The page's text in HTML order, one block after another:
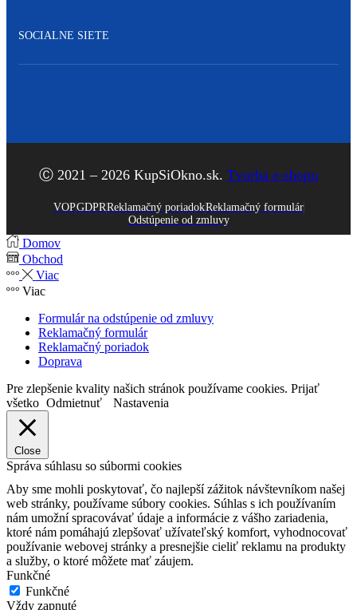
SOCIALNE SIETE
Ⓒ 2021 – 2026 KupSiOkno.sk. Tvorba e-shopu
VOPGDPRReklamačný poriadokReklamačný formulár
Odstúpenie od zmluvy
Domov
Obchod
Viac
Viac
Formulár na odstúpenie od zmluvy
Reklamačný formulár
Reklamačný poriadok
Doprava
Pre zlepšenie kvality našich stránok používame cookies. Prijať
všetko Odmietnuť Nastavenia
Close
Správa súhlasu so súbormi cookies
Aby sme mohli poskytovať, čo najlepší zážitok návštevníkom našej
web stránky, používame súbory cookies. Súhlas s ich používaním
nám umožní spracovávať údaje a informácie z vášho zariadenia,
ktoré nám pomáhajú zlepšovať užívateľský komfort, vyhodnocovať
používanie webovej stránky a presnejšie cieliť reklamu na produkty
a služby, o ktoré môžete mať záujem.
Funkčné
Funkčné
Vždy zapnuté